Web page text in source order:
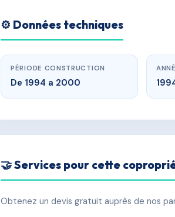
⚙️ Données techniques
PÉRIODE CONSTRUCTION
De 1994 a 2000
🤝 Services pour cette
Obtenez un devis gratuit auprès de nos